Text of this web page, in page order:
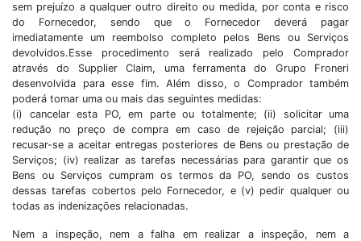
sem prejuízo a qualquer outro direito ou medida, por conta e risco
do Fornecedor, sendo que o Fornecedor deverá pagar
imediatamente um reembolso completo pelos Bens ou Serviços
devolvidos.Esse procedimento será realizado pelo Comprador
através do Supplier Claim, uma ferramenta do Grupo Froneri
desenvolvida para esse fim. Além disso, o Comprador também
poderá tomar uma ou mais das seguintes medidas:
(i) cancelar esta PO, em parte ou totalmente; (ii) solicitar uma
redução no preço de compra em caso de rejeição parcial; (iii)
recusar-se a aceitar entregas posteriores de Bens ou prestação de
Serviços; (iv) realizar as tarefas necessárias para garantir que os
Bens ou Serviços cumpram os termos da PO, sendo os custos
dessas tarefas cobertos pelo Fornecedor, e (v) pedir qualquer ou
todas as indenizações relacionadas.
Nem a inspeção, nem a falha em realizar a inspeção, nem a